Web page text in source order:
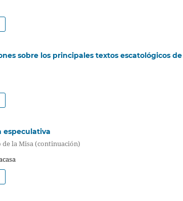
sobre los principales textos escatológicos
especulativa
de la Misa (continuación)